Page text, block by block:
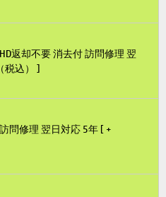
返却不要 消去付 訪問修理 翌
税込） ]
問修理 翌日対応 5年 [ +